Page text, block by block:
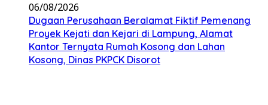
06/08/2026
Dugaan Perusahaan Beralamat Fiktif Pemenang
Proyek Kejati dan Kejari di Lampung, Alamat
Kantor Ternyata Rumah Kosong dan Lahan
Kosong, Dinas PKPCK Disorot